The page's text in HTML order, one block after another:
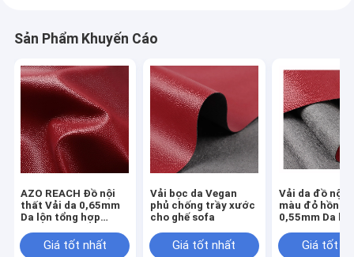
Sản Phẩm Khuyến Cáo
AZO REACH Đồ nội
thất Vải da 0,65mm
Da lộn tổng hợp
Giá tốt nhất
Vải bọc da Vegan
phủ chống trầy xước
cho ghế sofa
Giá tốt nhất
Vải da đồ nội
màu đỏ hồng
0,55mm Da
Giá tốt